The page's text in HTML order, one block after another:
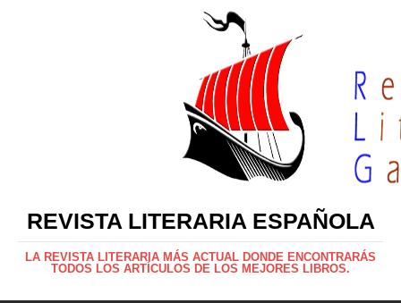
REVISTA LITERARIA ESPAÑOLA
LA REVISTA LITERARIA MÁS ACTUAL DONDE ENCONTRARÁS
TODOS LOS ARTÍCULOS DE LOS MEJORES LIBROS.